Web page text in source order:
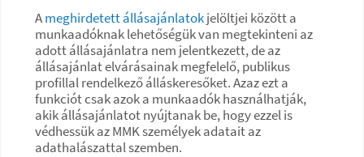
Ameghirdetett állásajánlatokjelöltjei között a
munkaadóknak lehetőségük van megtekinteni az
adott állásajánlatra nem jelentkezett, de az
állásajánlat elvárásainak megfelelő, publikus
profillal rendelkező álláskeresőket. Azaz ezt a
funkciót csak azok a munkaadók használhatják,
akik állásajánlatot nyújtanak be, hogy ezzel is
védhessük az MMK személyek adatait az
adathalászattal szemben.